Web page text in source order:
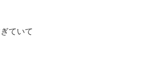
ていて